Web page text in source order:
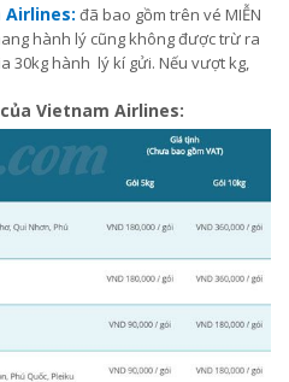
Airlines: đã bao gồm trên vé MIỄN
hành lý cũng không được trừ ra
30kg hành lý kí gửi. Nếu vượt kg,
Vietnam Airlines: